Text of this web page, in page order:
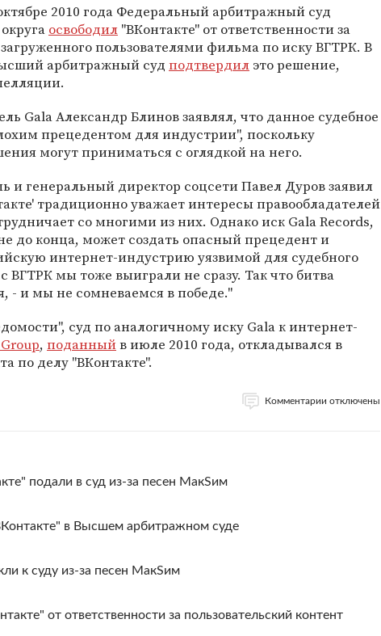
2010 года Федеральный арбитражный суд
освободил "ВКонтакте" от ответственности за
пользователями фильма по иску ВГТРК. В
арбитражный суд подтвердил это решение,
Gala Александр Блинов заявлял, что данное судебное
прецедентом для индустрии", поскольку
могут приниматься с оглядкой на него.
и генеральный директор соцсети Павел Дуров заявил
традиционно уважает интересы правообладателей
со многими из них. Однако иск Gala Records,
до конца, может создать опасный прецедент и
интернет-индустрию уязвимой для судебного
ВГТРК мы тоже выиграли не сразу. Так что битва
- и мы не сомневаемся в победе."
суд по аналогичному иску Gala к интернет-
, поданныйв июле 2010 года, откладывался в
по делу "ВКонтакте".
Комментарии отключены
подали в суд из-за песен МакSим
в Высшем арбитражном суде
к суду из-за песен МакSим
от ответственности за пользовательский контент